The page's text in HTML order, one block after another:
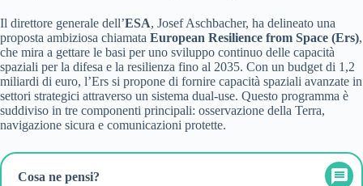
Il direttore generale dell’ESA, Josef Aschbacher, ha delineato una
proposta ambiziosa chiamata European Resilience from Space (Ers),
che mira a gettare le basi per uno sviluppo continuo delle capacità
spaziali per la difesa e la resilienza fino al 2035. Con un budget di 1,2
miliardi di euro, l’Ers si propone di fornire capacità spaziali avanzate in
settori strategici attraverso un sistema dual-use. Questo programma è
suddiviso in tre componenti principali: osservazione della Terra,
navigazione sicura e comunicazioni protette.
Cosa ne pensi?